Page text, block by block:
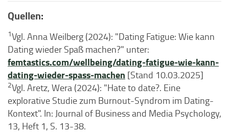
Quellen:
1Vgl. Anna Weilberg (2024): "Dating Fatigue: Wie kann
Dating wieder Spaß machen?" unter:
femtastics.com/wellbeing/dating-fatigue-wie-kann-
dating-wieder-spass-machen [Stand 10.03.2025]
2Vgl. Aretz, Wera (2024): "Hate to date?. Eine
explorative Studie zum Burnout-Syndrom im Dating-
Kontext". In: Journal of Business and Media Psychology,
13, Heft 1, S. 13-38.